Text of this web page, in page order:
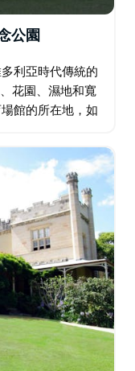
公園
利亞時代傳統的
花園、濕地和寬
館的所在地，如
球場 (SCG…